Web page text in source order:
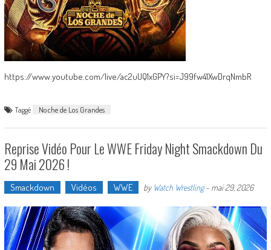
https://www.youtube.com/live/ac2uUQ1xGPY?si=J99fw41XwDrqNmbR
Taggé Noche de Los Grandes
Reprise Vidéo Pour Le WWE Friday Night Smackdown Du
29 Mai 2026 !
Smackdown Vidéos WWE by Watch Wrestling- mai 29, 2026